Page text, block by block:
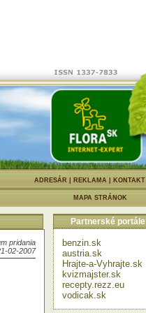
ADRESÁR REKLAMA KONTAKT
MAPA STRÁNOK
pridania
02-2007
odrôd,
ich
Partnerské portále
benzin.sk
austria.sk
Hrajte-a-Vyhrajte.sk
kvizmajster.sk
recepty.rezz.eu
vodicak.sk